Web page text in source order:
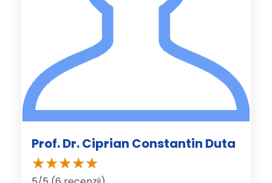
Prof. Dr. Ciprian Constantin Duta